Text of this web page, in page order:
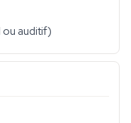
ou auditif)